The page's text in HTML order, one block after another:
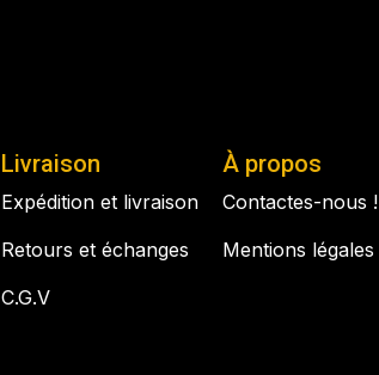
Livraison
Expédition et livraison
Retours et échanges
C.G.V
À propos
Contactes-nous !
Mentions légales